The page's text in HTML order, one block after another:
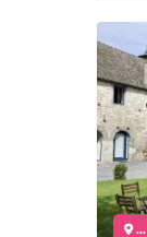
...